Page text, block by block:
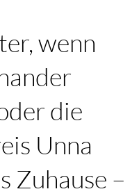
wenn
die
Unna
Zuhause –